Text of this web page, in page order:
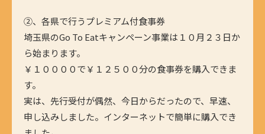
②、各県で行うプレミアム付食事券
埼玉県のGo To Eatキャンペーン事業は１０月２３日か
ら始まります。
￥１００００で￥１２５００分の食事券を購入できま
す。
実は、先行受付が偶然、今日からだったので、早速、
申し込みしました。インターネットで簡単に購入でき